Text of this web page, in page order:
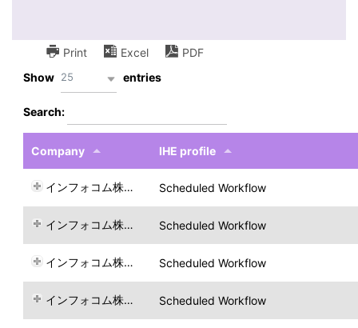
Print Excel
PDF
Show 25 entries
Search:
Company IHE profile
インフォコム株式会社 Scheduled Workflow
インフォコム株式会社 Scheduled Workflow
インフォコム株式会社 Scheduled Workflow
インフォコム株式会社 Scheduled Workflow